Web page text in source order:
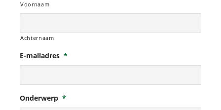
Voornaam
Achternaam
E-mailadres *
Onderwerp *